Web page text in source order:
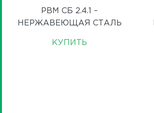
РВМ СБ 2.4.1 –
НЕРЖАВЕЮЩАЯ СТАЛЬ
КУПИТЬ